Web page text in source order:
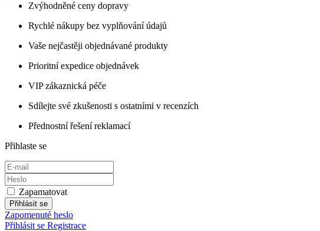
Zvýhodněné ceny dopravy
Rychlé nákupy bez vyplňování údajů
Vaše nejčastěji objednávané produkty
Prioritní expedice objednávek
VIP zákaznická péče
Sdílejte své zkušenosti s ostatními v recenzích
Přednostní řešení reklamací
Přihlaste se
Zapamatovat
Přihlásit se
Zapomenuté heslo
Přihlásit se Registrace